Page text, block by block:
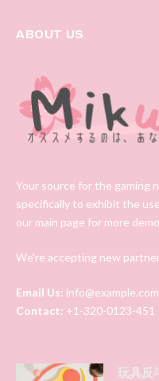
ABOUT US
Your source for the gaming
specifically to exhibit the
our main page for more
We're accepting new
Email Us: info@example.com
Contact: +1-320-0123-451
玩具反